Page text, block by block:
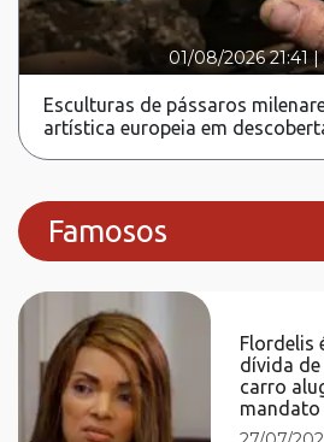
01/08/2026 21:41 |
Esculturas de pássaros
artística europeia em
Famosos
Flordelis
dívida de
carro
mandato